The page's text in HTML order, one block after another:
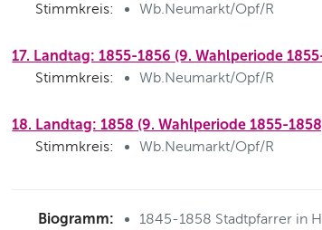
Stimmkreis: Wb.Neumarkt/Opf/R
17. Landtag: 1855-1856 (9. Wahlperiode
Stimmkreis: Wb.Neumarkt/Opf/R
18. Landtag: 1858 (9. Wahlperiode 1855-
Stimmkreis: Wb.Neumarkt/Opf/R
Biogramm: 1845-1858 Stadtpfarrer in